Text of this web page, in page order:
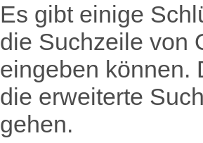
Es gibt einige
die Suchzeile von
eingeben können.
die erweiterte
gehen.